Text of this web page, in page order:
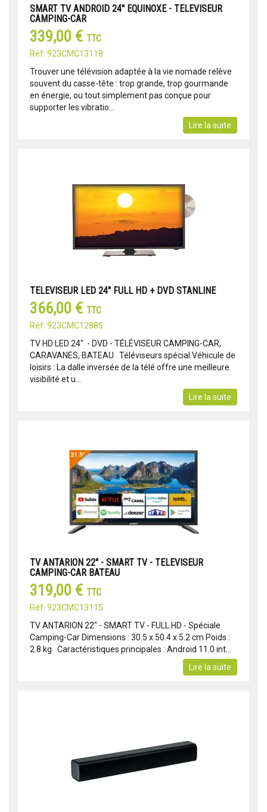
SMART TV ANDROID 24'' EQUINOXE - TELEVISEUR
CAMPING-CAR
339,00 € TTC
Réf: 923CMC13118
Trouver une télévision adaptée à la vie nomade relève
souvent du casse-tête : trop grande, trop gourmande
en énergie, ou tout simplement pas conçue pour
supporter les vibratio...
Lire la suite
TELEVISEUR LED 24" FULL HD + DVD STANLINE
366,00 € TTC
Réf: 923CMC12885
TV HD LED 24'' - DVD - TÉLÉVISEUR CAMPING-CAR,
CARAVANES, BATEAU Téléviseurs spécial Véhicule de
loisirs : La dalle inversée de la télé offre une meilleure
visibilité et u...
Lire la suite
TV ANTARION 22'' - SMART TV - TELEVISEUR
CAMPING-CAR BATEAU
319,00 € TTC
Réf: 923CMC13115
TV ANTARION 22" - SMART TV - FULL HD - Spéciale
Camping-Car Dimensions : 30.5 x 50.4 x 5.2 cm Poids :
2.8 kg Caractéristiques principales : Android 11.0 int...
Lire la suite